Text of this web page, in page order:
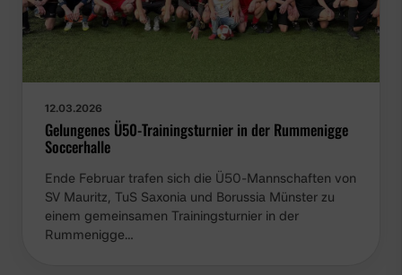
12.03.2026
Gelungenes Ü50-Trainingsturnier in der Rummenigge
Soccerhalle
Ende Februar trafen sich die Ü50-Mannschaften von
SV Mauritz, TuS Saxonia und Borussia Münster zu
einem gemeinsamen Trainingsturnier in der
Rummenigge…